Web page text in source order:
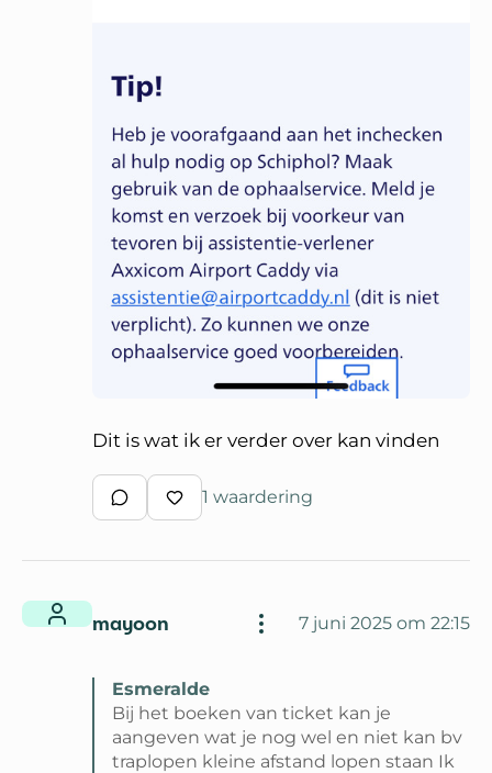
Dit is wat ik er verder over kan vinden
Schrijf een reactie
Waardeer reactie
1 waardering
mayoon 7 juni 2025 om 22:15
Esmeralde
Bij het boeken van ticket kan je
aangeven wat je nog wel en niet kan bv
traplopen kleine afstand lopen staan Ik